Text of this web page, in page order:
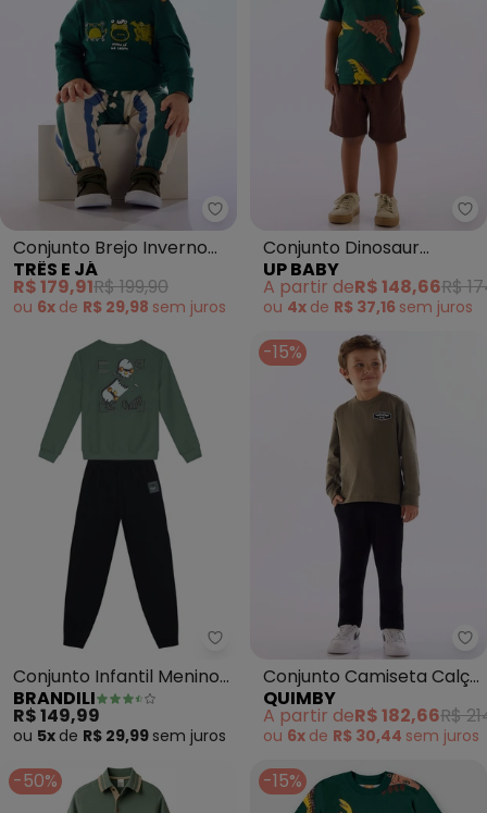
Três e Já - Conjunto Brejo
Conjunto Brejo Inverno
Bebê Verde
TRÊS E JÁ
R$ 179,91R$ 199,90
ou 6x de R$ 29,98 sem juros
Conjunto Dinosaur
Adventure Verde
UP BABY
A partir deR$ 148,66R$
ou 4x de R$ 37,16 sem juros
Brandili - Conjunto Infantil
Conjunto Infantil Menino
de Skate (Verde)
BRANDILI
R$ 149,99
ou 5x de R$ 29,99 sem juros
-15%
Conjunto Camiseta Calça
Gorgurão Verde
QUIMBY
A partir deR$ 182,66R$
ou 6x de R$ 30,44 sem juros
-50% -15%